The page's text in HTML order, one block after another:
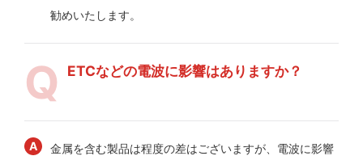
勧めいたします。
ETCなどの電波に影響はありますか？
金属を含む製品は程度の差はございますが、電波に影響